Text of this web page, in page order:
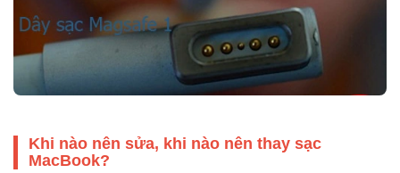
Khi nào nên sửa, khi nào nên thay sạc
MacBook?